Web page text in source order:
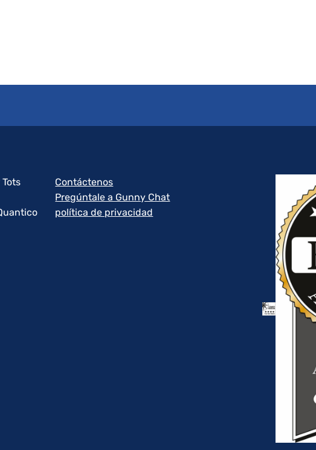
Contáctenos
Pregúntale a Gunny Chat
política de privacidad